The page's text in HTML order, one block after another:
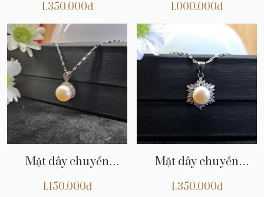
1.350.000đ 1.000.000đ
Mặt dây chuyền
1.150.000đ
Mặt dây chuyền
1.350.000đ